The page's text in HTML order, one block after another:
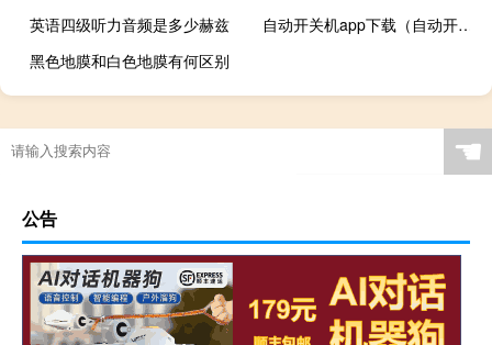
英语四级听力音频是多少赫兹
自动开关机app下载（自动开关机）
黑色地膜和白色地膜有何区别
☚
公告